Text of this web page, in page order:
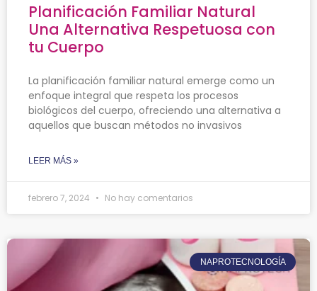
Planificación Familiar Natural
Una Alternativa Respetuosa con
tu Cuerpo
La planificación familiar natural emerge como un
enfoque integral que respeta los procesos
biológicos del cuerpo, ofreciendo una alternativa a
aquellos que buscan métodos no invasivos
LEER MÁS »
febrero 7, 2024 No hay comentarios
NAPROTECNOLOGÍA